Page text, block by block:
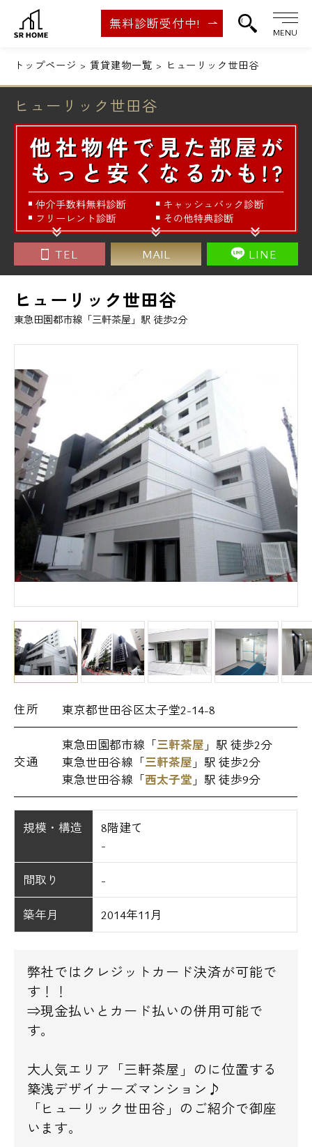
無料診断受付中!
MENU
トップページ 賃貸建物一覧 ヒューリック世田谷
ヒューリック世田谷
TEL MAIL LINE
ヒューリック世田谷
東急田園都市線「三軒茶屋」駅 徒歩2分
住所 東京都世田谷区太子堂2-14-8
交通
東急田園都市線「三軒茶屋 」駅 徒歩2分
東急世田谷線「三軒茶屋 」駅 徒歩2分
東急世田谷線「西太子堂 」駅 徒歩9分
規模・構造
8階建て
-
間取り -
築年月 2014年11月
弊社ではクレジットカード決済が可能で
す！！
⇒現金払いとカード払いの併用可能で
す。
大人気エリア「三軒茶屋」のに位置する
築浅デザイナーズマンション♪
「ヒューリック世田谷」のご紹介で御座
います。